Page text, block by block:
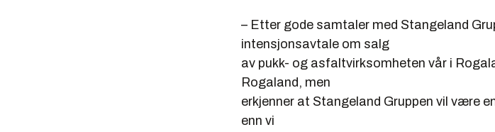
– Etter gode samtaler med Stangeland
intensjonsavtale om salg
av pukk- og asfaltvirksomheten vår i
Rogaland, men
erkjenner at Stangeland Gruppen vil være
enn vi